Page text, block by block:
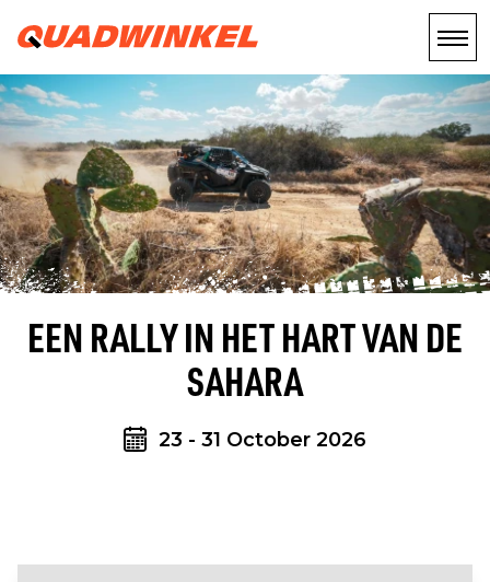
EEN RALLY IN HET HART VAN DE
SAHARA
23 - 31 October 2026